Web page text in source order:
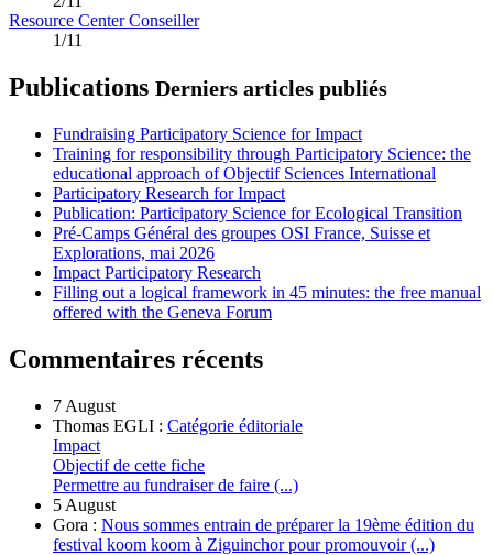
Resource Center Conseiller
1/11
Publications Derniers articles publiés
Fundraising Participatory Science for Impact
Training for responsibility through Participatory Science: the
educational approach of Objectif Sciences International
Participatory Research for Impact
Publication: Participatory Science for Ecological Transition
Pré-Camps Général des groupes OSI France, Suisse et
Explorations, mai 2026
Impact Participatory Research
Filling out a logical framework in 45 minutes: the free manual
offered with the Geneva Forum
Commentaires récents
7 August
Thomas EGLI : Catégorie éditoriale
Impact
Objectif de cette fiche
Permettre au fundraiser de faire (...)
5 August
Gora : Nous sommes entrain de préparer la 19ème édition du
festival koom koom à Ziguinchor pour promouvoir (...)